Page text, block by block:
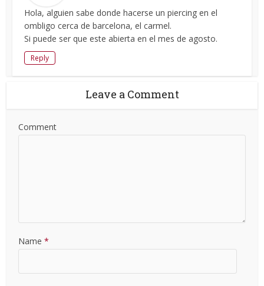
Hola, alguien sabe donde hacerse un piercing en el
ombligo cerca de barcelona, el carmel.
Si puede ser que este abierta en el mes de agosto.
Reply
Leave a Comment
Comment
Name *